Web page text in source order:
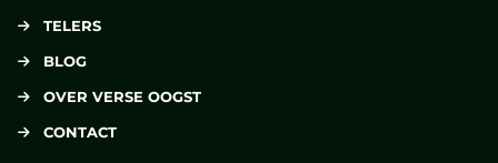
TELERS
BLOG
OVER VERSE OOGST
CONTACT